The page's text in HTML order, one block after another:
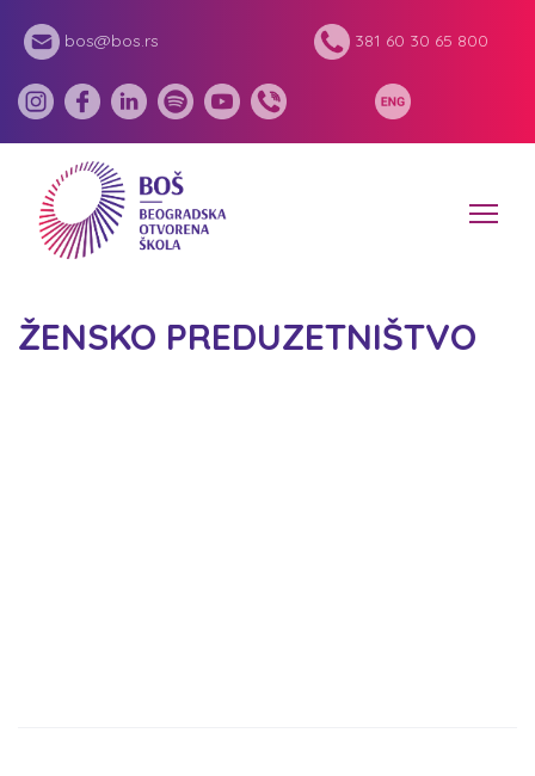
bos@bos.rs 381 60 30 65 800
ŽENSKO PREDUZETNIŠTVO